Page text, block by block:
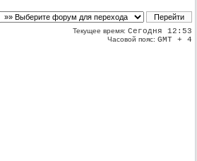
Текущее время: Сегодня 12:53
Часовой пояс: GMT + 4